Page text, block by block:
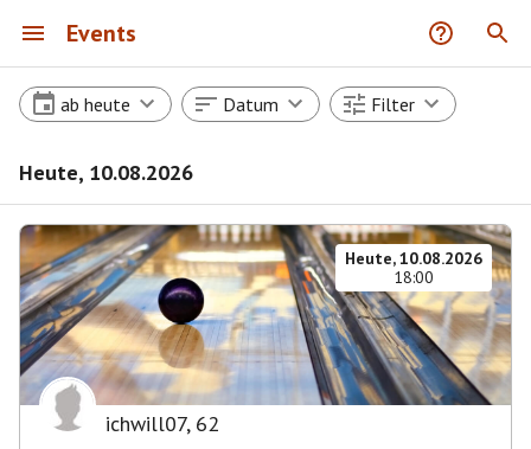
Events
ab heute Datum Filter
Heute, 10.08.2026
Heute, 10.08.2026
18:00
ichwill07, 62